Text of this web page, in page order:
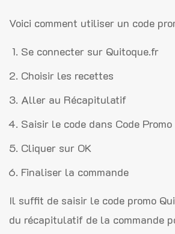
Voici comment utiliser un code
Se connecter sur Quitoque.fr
Choisir les recettes
Aller au Récapitulatif
Saisir le code dans Code Promo
Cliquer sur OK
Finaliser la commande
Il suffit de saisir le code promo
du récapitulatif de la commande